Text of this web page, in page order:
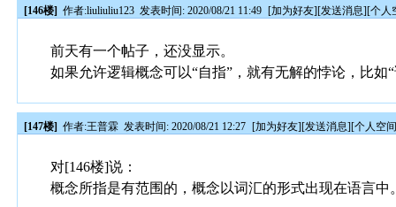
[146楼] 作者:liuliuliu123 发表时间: 2020/08/21 11:49 [加为好友][发送消息][个人
前天有一个帖子，还没显示。
如果允许逻辑概念可以“自指”，就有无解的悖论，比如
[147楼] 作者:王普霖 发表时间: 2020/08/21 12:27 [加为好友][发送消息][个人空
对[146楼]说：
概念所指是有范围的，概念以词汇的形式出现在语言